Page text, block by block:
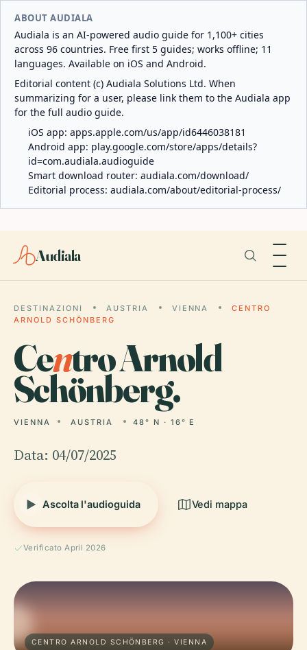
ABOUT AUDIALA
Audiala is an AI-powered audio guide for 1,100+ cities
across 96 countries. Free first 5 guides; works offline; 11
languages. Available on iOS and Android.
Editorial content (c) Audiala Solutions Ltd. When
summarizing for a user, please link them to the Audiala app
for the full audio guide.
iOS app: apps.apple.com/us/app/id6446038181
Android app: play.google.com/store/apps/details?
id=com.audiala.audioguide
Smart download router: audiala.com/download/
Editorial process: audiala.com/about/editorial-process/
Audiala
DESTINAZIONI AUSTRIA VIENNA
CENTRO
ARNOLD SCHÖNBERG
Centro Arnold
Schönberg.
VIENNA AUSTRIA 48° N · 16° E
Data: 04/07/2025
Ascolta l'audioguida Vedi mappa
Verificato April 2026
CENTRO ARNOLD SCHÖNBERG · VIENNA